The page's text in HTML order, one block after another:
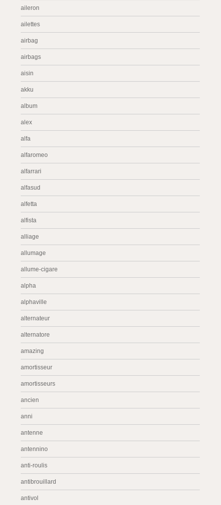
aileron
ailettes
airbag
airbags
aisin
akku
album
alex
alfa
alfaromeo
alfarrari
alfasud
alfetta
alfista
alliage
allumage
allume-cigare
alpha
alphaville
alternateur
alternatore
amazing
amortisseur
amortisseurs
ancien
anni
antenne
antennino
anti-roulis
antibrouillard
antivol